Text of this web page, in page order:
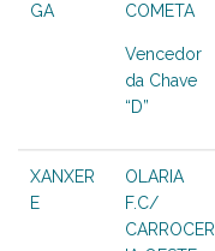
GA
COMETA
Vencedor
da Chave
“D”
XANXER
E
OLARIA
F.C/
CARROCER